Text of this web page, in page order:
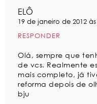
ELÔ
19 de janeiro de 2012 às
RESPONDER
Olá, sempre que
de vcs. Realmente
mais completo, já
reforma depois de
bju